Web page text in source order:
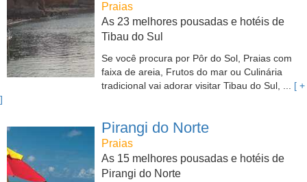
Praias
As 23 melhores pousadas e hotéis de
Tibau do Sul
Se você procura por Pôr do Sol, Praias com
faixa de areia, Frutos do mar ou Culinária
tradicional vai adorar visitar Tibau do Sul, ... [ +
]
Pirangi do Norte
Praias
As 15 melhores pousadas e hotéis de
Pirangi do Norte